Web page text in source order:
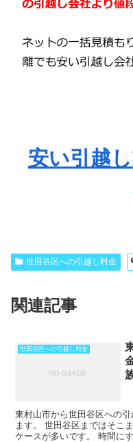
安い引越
世田谷区への引越し料金
関連記事
世田谷区への引越し料金
東村山市から世田谷区への
ます。 世田谷区まではそこ
ケースが多いです。 時間に